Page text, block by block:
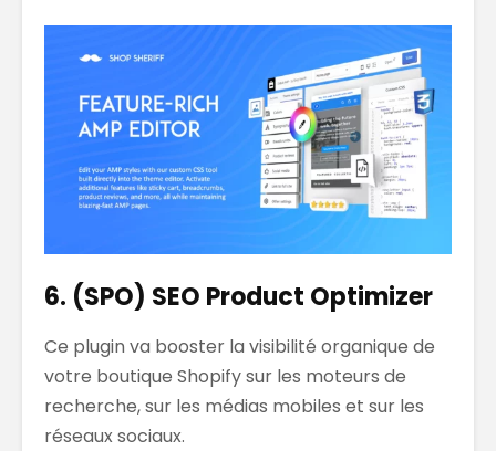
6. (SPO) SEO Product Optimizer
Ce plugin va booster la visibilité organique de
votre boutique Shopify sur les moteurs de
recherche, sur les médias mobiles et sur les
réseaux sociaux.